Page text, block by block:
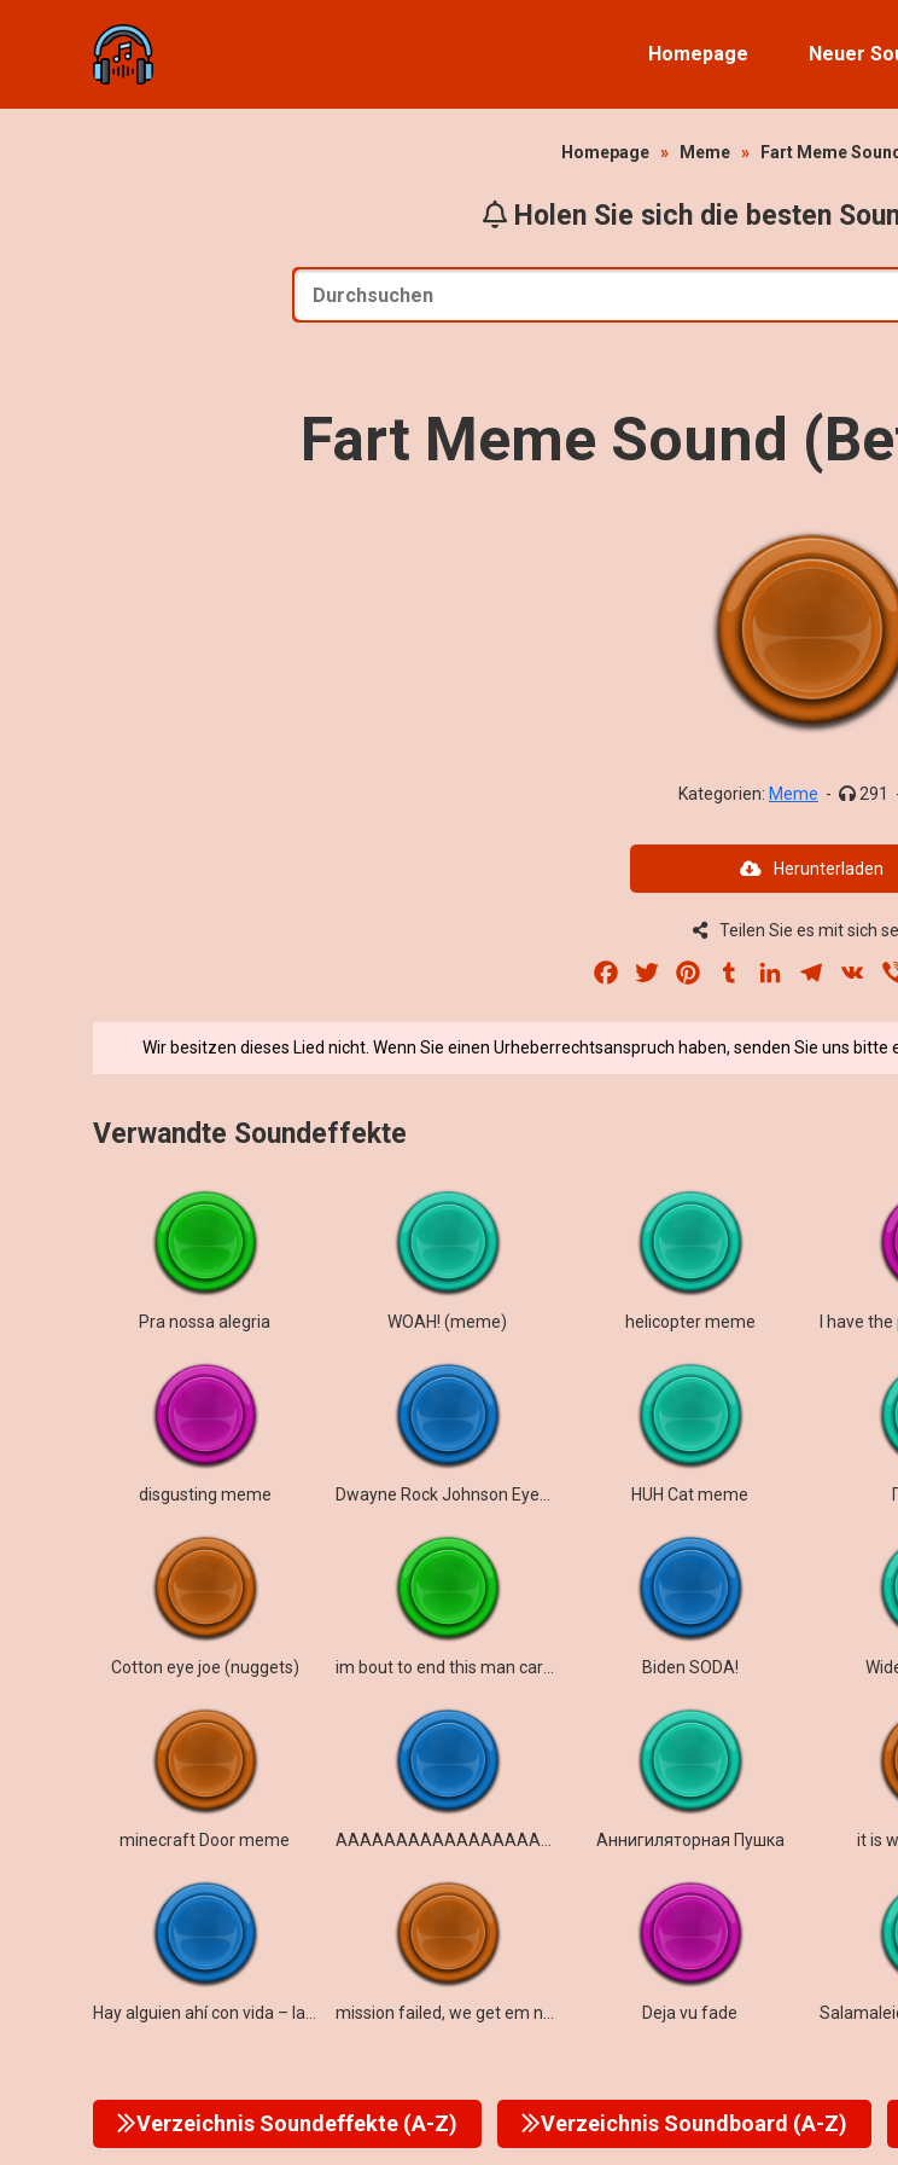
Homepage Neuer
Homepage » Meme » Fart Meme
Holen Sie sich die besten
Fart Meme Sound
Kategorien: Meme - 291
Herunterladen
Teilen Sie es mit sich
Facebook
Twitter PinterestTumblrLinkedIn VK
Wir besitzen dieses Lied nicht. Wenn Sie einen Urheberrechtsanspruch haben, senden Sie uns
Verwandte Soundeffekte
Pra nossa alegria WOAH! (meme) helicopter meme
disgusting meme HUH Cat meme
Cotton eye joe (nuggets) im bout to end this man caree Biden SODA!
minecraft Door meme Аннигиляторная Пушка it is
Deja vu fade
Verzeichnis Soundeffekte (A-Z) Verzeichnis Soundboard (A-Z)